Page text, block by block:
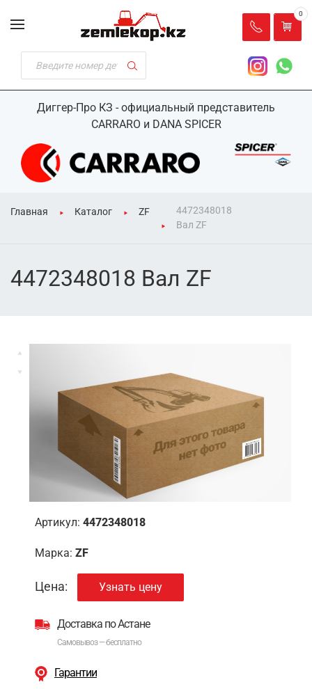
Диггер-Про КЗ - официальный представитель
CARRARO и DANA SPICER
0
Главная Каталог ZF
4472348018
Вал ZF
4472348018 Вал ZF
Артикул: 4472348018
Марка: ZF
Цена: Узнать цену
Доставка по Астане
Самовывоз — бесплатно
Гарантии